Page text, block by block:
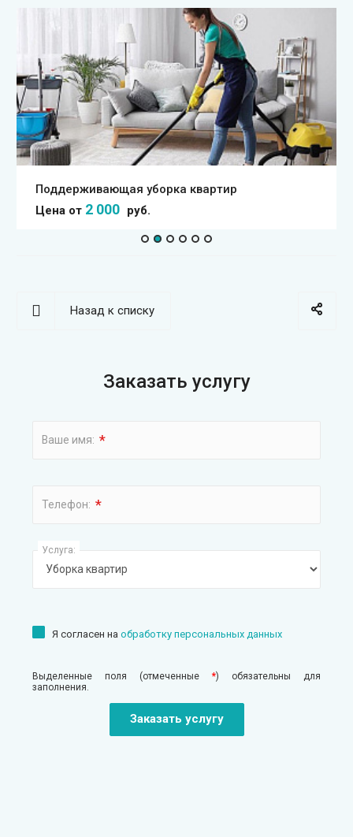
Поддерживающая уборка квартир
Цена от 2 000 руб.
Назад к списку
Заказать услугу
Ваше имя: *
Телефон: *
Услуга:
Я согласен на обработку персональных данных
Выделенные поля (отмеченные *) обязательны для
заполнения.